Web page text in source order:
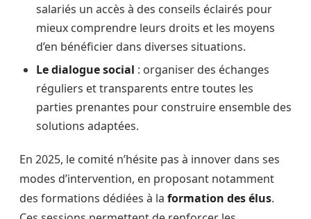
salariés un accès à des conseils éclairés pour
mieux comprendre leurs droits et les moyens
d’en bénéficier dans diverses situations.
Le dialogue social : organiser des échanges
réguliers et transparents entre toutes les
parties prenantes pour construire ensemble des
solutions adaptées.
En 2025, le comité n’hésite pas à innover dans ses
modes d’intervention, en proposant notamment
des formations dédiées à la formation des élus.